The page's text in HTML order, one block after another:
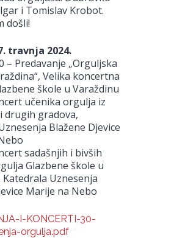
i Tomislav Krobot.
došli!
travnja 2024.
– Predavanje „Orguljska
Velika koncertna
škole u Varaždinu
učenika orgulja iz
drugih gradova,
Blažene Djevice
sadašnjih i bivših
Glazbene škole u
Uznesenja
Marije na Nebo
I-KONCERTI-30-
orgulja.pdf